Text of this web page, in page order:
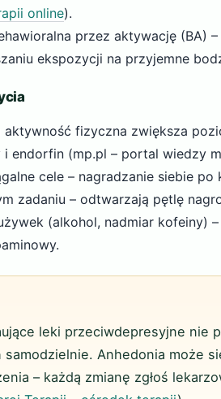
online).
przez aktywację (BA)
ekspozycji na przyjemne
aktywność fizyczna zwiększa
i endorfin (mp.pl – portal wiedzy
cele – nagradzanie siebie po
zadaniu – odtwarzają pętlę
(alkohol, nadmiar kofeiny)
leki przeciwdepresyjne nie
samodzielnie. Anhedonia może
– każdą zmianę zgłoś